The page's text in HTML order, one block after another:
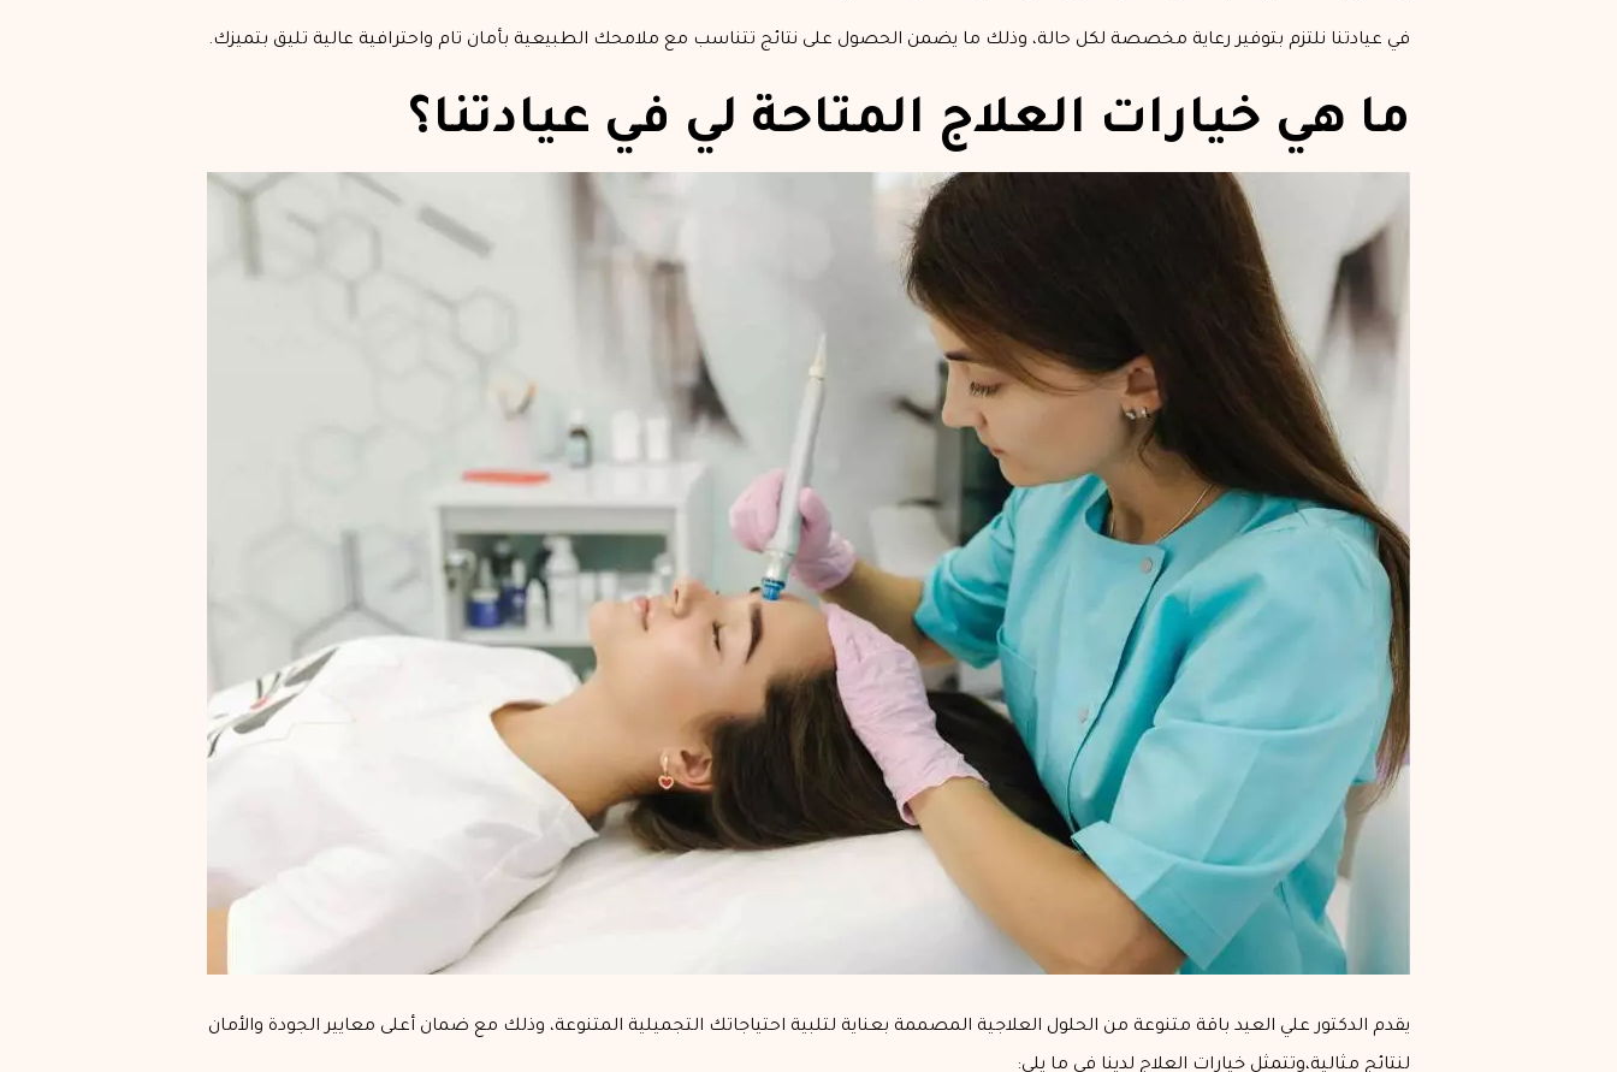
في عيادتنا نلتزم بتوفير رعاية مخصصة لكل حالة، وذلك ما يضمن الحصول على نتائج تتناسب مع ملامحك الطبيعية بأمان تام واحترافية عالية تليق بتميزك.
ما هي خيارات العلاج المتاحة لي في عيادتنا؟
يقدم الدكتور علي العيد باقة متنوعة من الحلول العلاجية المصممة بعناية لتلبية احتياجاتك التجميلية المتنوعة، وذلك مع ضمان أعلى معايير الجودة والأمان
لنتائج مثالية،وتتمثل خيارات العلاج لدينا في ما يلي: